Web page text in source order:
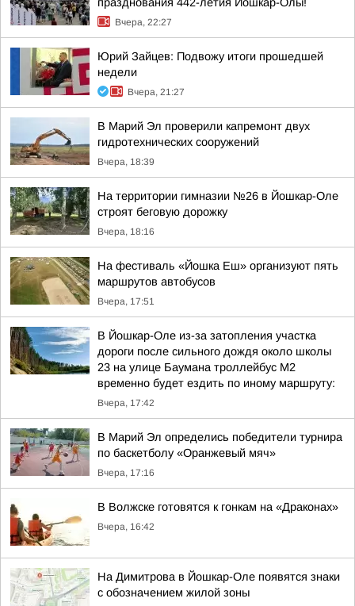
Вчера, 22:27
Юрий Зайцев: Подвожу итоги прошедшей
недели
Вчера, 21:27
В Марий Эл проверили капремонт двух
гидротехнических сооружений
Вчера, 18:39
На территории гимназии №26 в Йошкар-Оле
строят беговую дорожку
Вчера, 18:16
На фестиваль «Йошка Еш» организуют пять
маршрутов автобусов
Вчера, 17:51
В Йошкар-Оле из-за затопления участка
дороги после сильного дождя около школы
23 на улице Баумана троллейбус М2
временно будет ездить по иному маршруту:
Вчера, 17:42
В Марий Эл определись победители турнира
по баскетболу «Оранжевый мяч»
Вчера, 17:16
В Волжске готовятся к гонкам на «Драконах»
Вчера, 16:42
На Димитрова в Йошкар-Оле появятся знаки
с обозначением жилой зоны